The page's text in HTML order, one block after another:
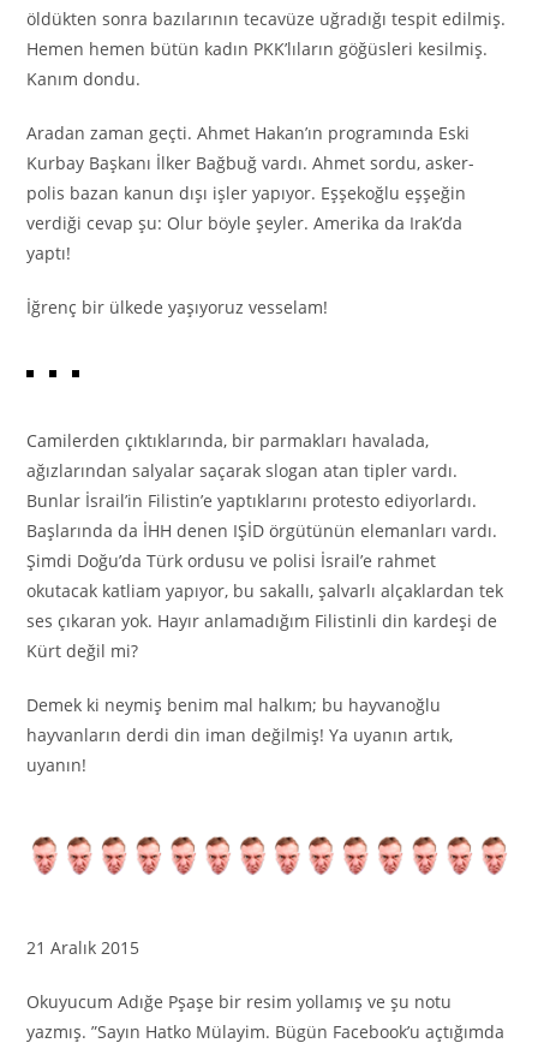
öldükten sonra bazılarının tecavüze uğradığı tespit edilmiş.
Hemen hemen bütün kadın PKK’lıların göğüsleri kesilmiş.
Kanım dondu.
Aradan zaman geçti. Ahmet Hakan’ın programında Eski
Kurbay Başkanı İlker Bağbuğ vardı. Ahmet sordu, asker-
polis bazan kanun dışı işler yapıyor. Eşşekoğlu eşşeğin
verdiği cevap şu: Olur böyle şeyler. Amerika da Irak’da
yaptı!
İğrenç bir ülkede yaşıyoruz vesselam!
Camilerden çıktıklarında, bir parmakları havalada,
ağızlarından salyalar saçarak slogan atan tipler vardı.
Bunlar İsrail’in Filistin’e yaptıklarını protesto ediyorlardı.
Başlarında da İHH denen IŞİD örgütünün elemanları vardı.
Şimdi Doğu’da Türk ordusu ve polisi İsrail’e rahmet
okutacak katliam yapıyor, bu sakallı, şalvarlı alçaklardan tek
ses çıkaran yok. Hayır anlamadığım Filistinli din kardeşi de
Kürt değil mi?
Demek ki neymiş benim mal halkım; bu hayvanoğlu
hayvanların derdi din iman değilmiş! Ya uyanın artık,
uyanın!
21 Aralık 2015
Okuyucum Adığe Pşaşe bir resim yollamış ve şu notu
yazmış. ”Sayın Hatko Mülayim. Bügün Facebook’u açtığımda